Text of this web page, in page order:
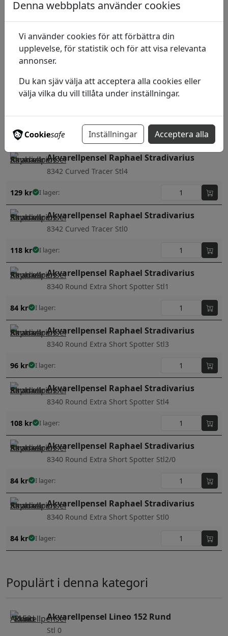
108kr I lager:
Akvarellpensel Raphael Stradivarius
8341 Dagger Stl4
141kr I lager:
Akvarellpensel Raphael Stradivarius
8341 Dagger Stl0
129kr I lager:
Akvarellpensel Raphael Stradivarius
8342 Curved Tracer Stl4
129 kr I lager:
Akvarellpensel Raphael Stradivarius
8342 Curved Tracer Stl0
118 kr I lager:
Akvarellpensel Raphael Stradivarius
8340 Round Extra Short Spotter Stl1
84 kr I lager:
Akvarellpensel Raphael Stradivarius
8340 Round Extra Short Spotter Stl3
96 kr I lager:
Akvarellpensel Raphael Stradivarius
8340 Round Extra Short Spotter Stl4
108 kr I lager:
Akvarellpensel Raphael Stradivarius
8340 Round Extra Short Spotter Stl2/0
84 kr I lager:
Akvarellpensel Raphael Stradivarius
8340 Round Extra Short Spotter Stl0
84 kr I lager:
Populärt i denna kategori
Akvarellpensel Lineo 152 Rund
Stl 0
Denna webbplats använder cookies
Vi använder cookies för att förbättra din
upplevelse, för statistik och för att visa relevanta
annonser.
Du kan sjäv välja att acceptera alla cookies eller
välja vilka du vill tillåta under inställningar.
Inställningar Acceptera alla